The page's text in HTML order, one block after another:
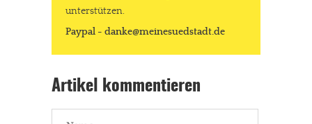
unterstützen.
Paypal - danke@meinesuedstadt.de
Artikel kommentieren